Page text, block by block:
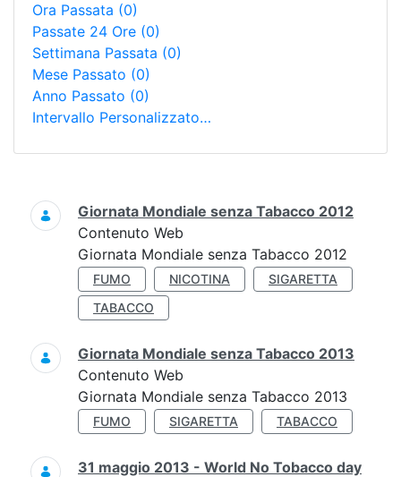
Ora Passata (0)
Passate 24 Ore (0)
Settimana Passata (0)
Mese Passato (0)
Anno Passato (0)
Intervallo Personalizzato…
Ricerca
Giornata Mondiale senza Tabacco 2012
Contenuto Web
Giornata Mondiale senza Tabacco 2012
FUMO NICOTINA
SIGARETTA
TABACCO
Giornata Mondiale senza Tabacco 2013
Contenuto Web
Giornata Mondiale senza Tabacco 2013
FUMO SIGARETTA TABACCO
31 maggio 2013 - World No Tobacco day